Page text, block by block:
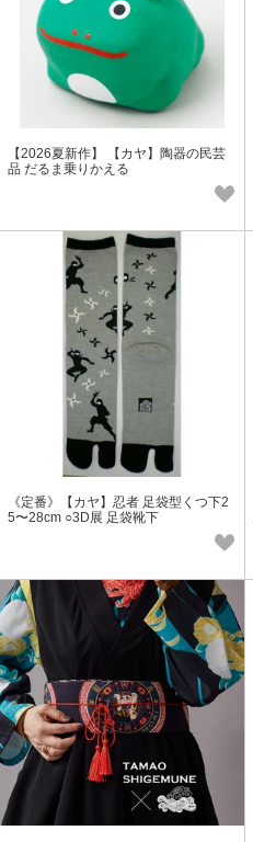
【2026夏新作】 【カヤ】陶器の民芸
品 だるま乗りかえる
《定番》【カヤ】忍者 足袋型くつ下2
5〜28cm ○3D展 足袋靴下